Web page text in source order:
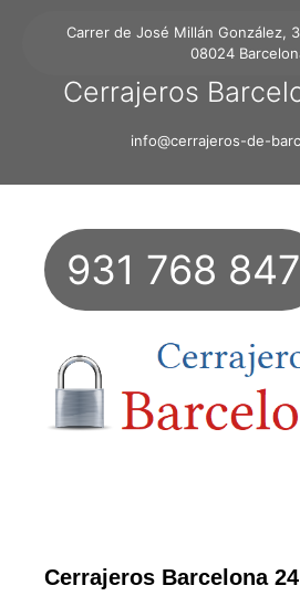
Carrer de José Millán González,
08024
Cerrajeros
info@cerrajeros-de-
931 768 847
Cerrajeros Barcelona